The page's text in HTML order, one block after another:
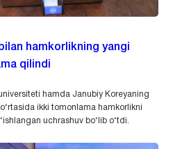
hamkorlikning yangi
qilindi
hamda Janubiy Koreyaning
ikki tomonlama hamkorlikni
uchrashuv bo‘lib o‘tdi.